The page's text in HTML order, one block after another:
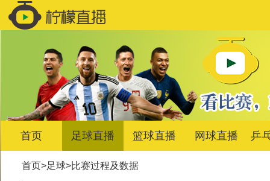
首页 足球直播 篮球直播 网球直播 乒
首页>足球>比赛过程及数据